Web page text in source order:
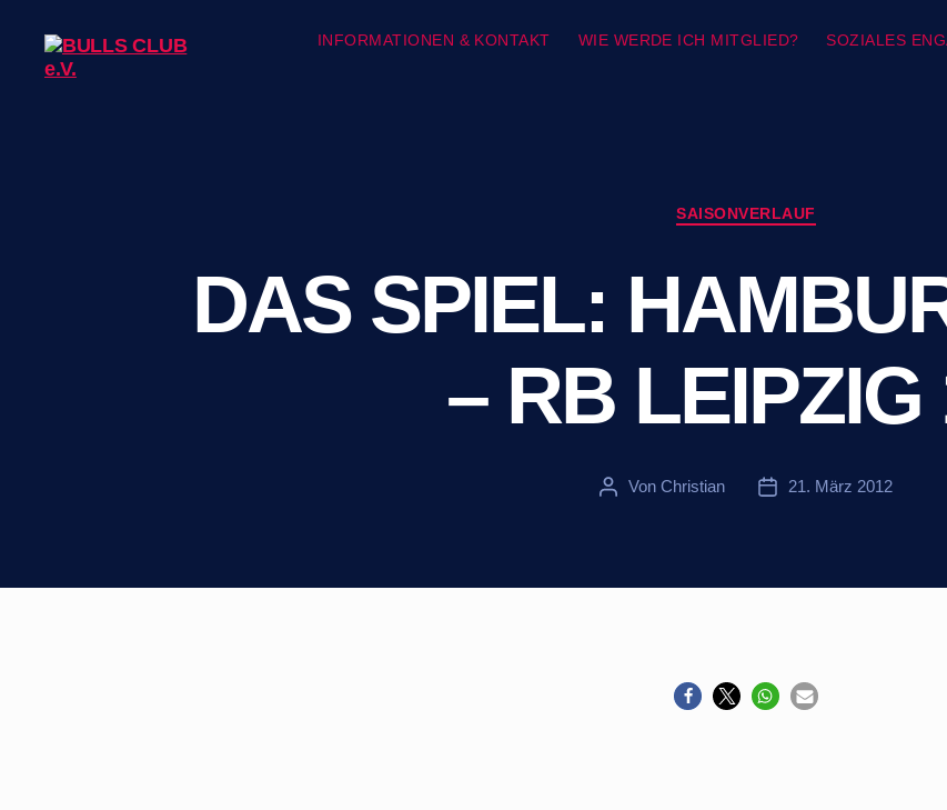
INFORMATIONEN & KONTAKT WIE WERDE ICH MITGLIED? SOZIALES
Kategorien
SAISONVERLAUF
DAS SPIEL:
– RB LEIPZIG
Beitragsautor
Von Christian Veröffentlichungsdatum
21. März 2012